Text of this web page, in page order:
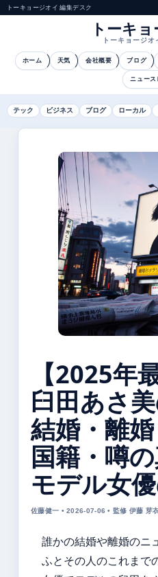
トーキョージオイ 編集デスク
トーキ
トーキョージ
ホーム 天気 会社概要 ブログ
ニュース
テック ビジネス ブログ ローカル
【2025年
臼田あさ
結婚・離
国籍・噂
モデル女
佐藤健一 • 2026-07-06 • 監修 伊藤 芽
誰かの結婚や離婚のニ
ふとその人のこれまで